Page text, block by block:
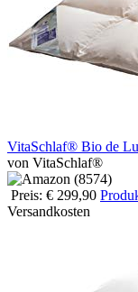
VitaSchlaf® Bio de
von VitaSchlaf®
Preis: € 299,90
Versandkosten